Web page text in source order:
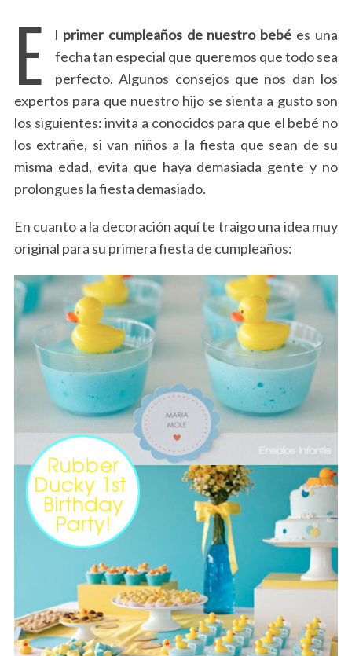
E l primer cumpleaños de nuestro bebé es una
fecha tan especial que queremos que todo sea
perfecto. Algunos consejos que nos dan los
expertos para que nuestro hijo se sienta a gusto son
los siguientes: invita a conocidos para que el bebé no
los extrañe, si van niños a la fiesta que sean de su
misma edad, evita que haya demasiada gente y no
prolongues la fiesta demasiado.
En cuanto a la decoración aquí te traigo una idea muy
original para su primera fiesta de cumpleaños: